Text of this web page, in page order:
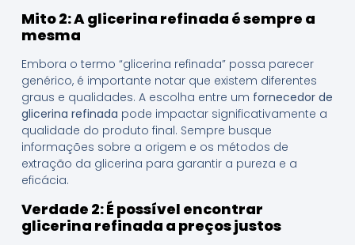
Mito 2: A glicerina refinada é sempre a
mesma
Embora o termo “glicerina refinada” possa parecer
genérico, é importante notar que existem diferentes
graus e qualidades. A escolha entre um fornecedor de
glicerina refinada pode impactar significativamente a
qualidade do produto final. Sempre busque
informações sobre a origem e os métodos de
extração da glicerina para garantir a pureza e a
eficácia.
Verdade 2: É possível encontrar
glicerina refinada a preços justos